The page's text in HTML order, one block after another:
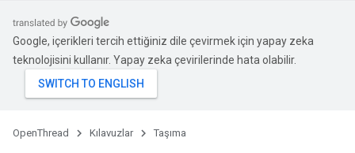
Google, içerikleri tercih ettiğiniz dile çevirmek için yapay zeka
teknolojisini kullanır. Yapay zeka çevirilerinde hata olabilir.
OpenThread Kılavuzlar Taşıma